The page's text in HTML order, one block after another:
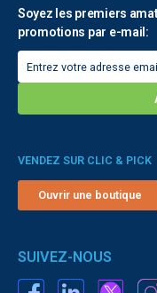
Soyez les premiers
promotions par e-mail:
VENDEZ SUR CLIC & PICK
Ouvrir une boutique
SUIVEZ-NOUS